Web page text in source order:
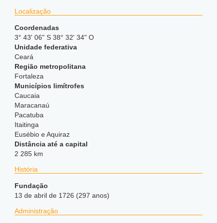
Localização
Coordenadas
3° 43' 06" S 38° 32' 34" O
Unidade federativa
Ceará
Região metropolitana
Fortaleza
Municípios limítrofes
Caucaia
Maracanaú
Pacatuba
Itaitinga
Eusébio e Aquiraz
Distância até a capital
2 285 km
História
Fundação
13 de abril de 1726 (297 anos)
Administração